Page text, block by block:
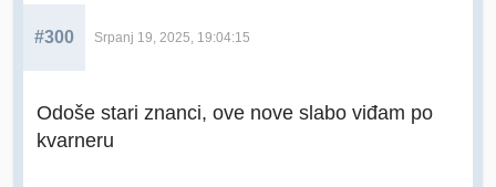
#300 Srpanj 19, 2025, 19:04:15
Odoše stari znanci, ove nove slabo viđam po
kvarneru